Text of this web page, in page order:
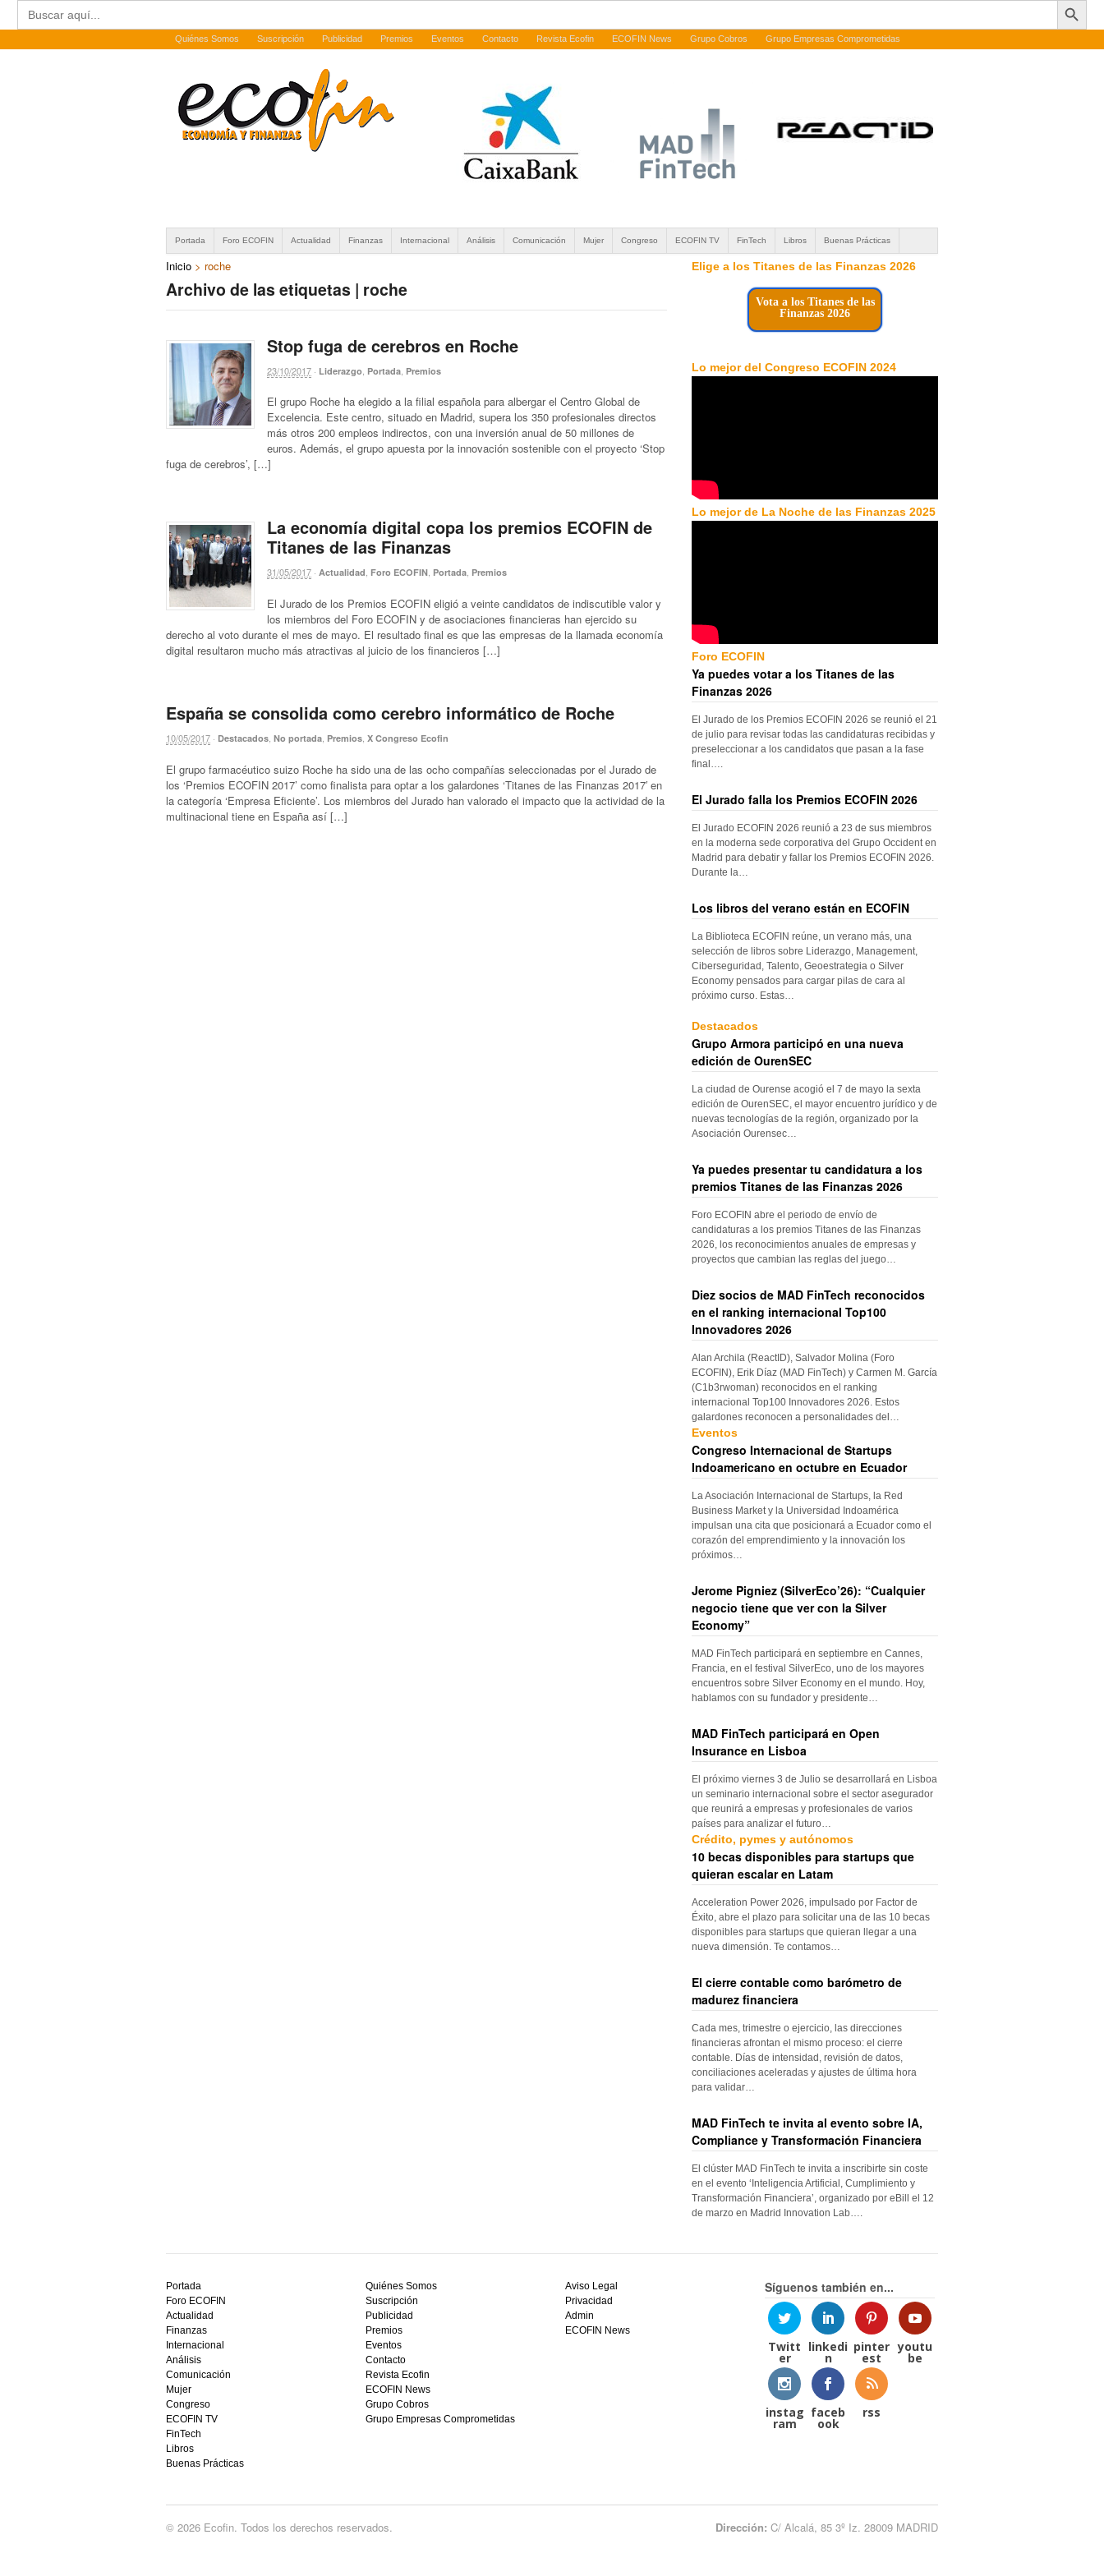
Buscar:
Quiénes Somos Suscripción Publicidad Premios Eventos Contacto Revista Ecofin ECOFIN News Grupo Cobros Grupo Empresas Comprometidas
Portada Foro ECOFIN Actualidad Finanzas Internacional Análisis Comunicación Mujer Congreso ECOFIN TV FinTech Libros Buenas Prácticas
Inicio > roche
Archivo de las etiquetas | roche
Stop fuga de cerebros en Roche
23/10/2017 · Liderazgo Portada Premios
El grupo Roche ha elegido a la filial española para albergar el Centro Global de
Excelencia. Este centro, situado en Madrid, supera los 350 profesionales directos
más otros 200 empleos indirectos, con una inversión anual de 50 millones de
euros. Además, el grupo apuesta por la innovación sostenible con el proyecto ‘Stop
fuga de cerebros’, […]
La economía digital copa los premios ECOFIN de
Titanes de las Finanzas
31/05/2017 · Actualidad Foro ECOFIN Portada Premios
El Jurado de los Premios ECOFIN eligió a veinte candidatos de indiscutible valor y
los miembros del Foro ECOFIN y de asociaciones financieras han ejercido su
derecho al voto durante el mes de mayo. El resultado final es que las empresas de la llamada economía
digital resultaron mucho más atractivas al juicio de los financieros […]
España se consolida como cerebro informático de Roche
10/05/2017 · Destacados, No portada, Premios, X Congreso Ecofin
El grupo farmacéutico suizo Roche ha sido una de las ocho compañías seleccionadas por el Jurado de
los ‘Premios ECOFIN 2017’ como finalista para optar a los galardones ‘Titanes de las Finanzas 2017′ en
la categoría ‘Empresa Eficiente’. Los miembros del Jurado han valorado el impacto que la actividad de la
multinacional tiene en España así […]
Elige a los Titanes de las Finanzas 2026
Vota a los Titanes de las
Finanzas 2026
Lo mejor del Congreso ECOFIN 2024
Lo mejor de La Noche de las Finanzas 2025
Foro ECOFIN
Ya puedes votar a los Titanes de las
Finanzas 2026
El Jurado de los Premios ECOFIN 2026 se reunió el 21
de julio para revisar todas las candidaturas recibidas y
preseleccionar a los candidatos que pasan a la fase
final….
El Jurado falla los Premios ECOFIN 2026
El Jurado ECOFIN 2026 reunió a 23 de sus miembros
en la moderna sede corporativa del Grupo Occident en
Madrid para debatir y fallar los Premios ECOFIN 2026.
Durante la…
Los libros del verano están en ECOFIN
La Biblioteca ECOFIN reúne, un verano más, una
selección de libros sobre Liderazgo, Management,
Ciberseguridad, Talento, Geoestrategia o Silver
Economy pensados para cargar pilas de cara al
próximo curso. Estas…
Destacados
Grupo Armora participó en una nueva
edición de OurenSEC
La ciudad de Ourense acogió el 7 de mayo la sexta
edición de OurenSEC, el mayor encuentro jurídico y de
nuevas tecnologías de la región, organizado por la
Asociación Ourensec…
Ya puedes presentar tu candidatura a los
premios Titanes de las Finanzas 2026
Foro ECOFIN abre el periodo de envío de
candidaturas a los premios Titanes de las Finanzas
2026, los reconocimientos anuales de empresas y
proyectos que cambian las reglas del juego…
Diez socios de MAD FinTech reconocidos
en el ranking internacional Top100
Innovadores 2026
Alan Archila (ReactID), Salvador Molina (Foro
ECOFIN), Erik Díaz (MAD FinTech) y Carmen M. García
(C1b3rwoman) reconocidos en el ranking
internacional Top100 Innovadores 2026. Estos
galardones reconocen a personalidades del…
Eventos
Congreso Internacional de Startups
Indoamericano en octubre en Ecuador
La Asociación Internacional de Startups, la Red
Business Market y la Universidad Indoamérica
impulsan una cita que posicionará a Ecuador como el
corazón del emprendimiento y la innovación los
próximos…
Jerome Pigniez (SilverEco’26): “Cualquier
negocio tiene que ver con la Silver
Economy”
MAD FinTech participará en septiembre en Cannes,
Francia, en el festival SilverEco, uno de los mayores
encuentros sobre Silver Economy en el mundo. Hoy,
hablamos con su fundador y presidente…
MAD FinTech participará en Open
Insurance en Lisboa
El próximo viernes 3 de Julio se desarrollará en Lisboa
un seminario internacional sobre el sector asegurador
que reunirá a empresas y profesionales de varios
países para analizar el futuro…
Crédito, pymes y autónomos
10 becas disponibles para startups que
quieran escalar en Latam
Acceleration Power 2026, impulsado por Factor de
Éxito, abre el plazo para solicitar una de las 10 becas
disponibles para startups que quieran llegar a una
nueva dimensión. Te contamos…
El cierre contable como barómetro de
madurez financiera
Cada mes, trimestre o ejercicio, las direcciones
financieras afrontan el mismo proceso: el cierre
contable. Días de intensidad, revisión de datos,
conciliaciones aceleradas y ajustes de última hora
para validar…
MAD FinTech te invita al evento sobre IA,
Compliance y Transformación Financiera
El clúster MAD FinTech te invita a inscribirte sin coste
en el evento ‘Inteligencia Artificial, Cumplimiento y
Transformación Financiera’, organizado por eBill el 12
de marzo en Madrid Innovation Lab….
mejor
bono
sin
depósito
casino
en
España,
visita
este
sitio
restaurantedonmauro.es
y
ganar
hoy
Portada
Foro ECOFIN
Actualidad
Finanzas
Internacional
Análisis
Comunicación
Mujer
Congreso
ECOFIN TV
FinTech
Libros
Buenas Prácticas
Quiénes Somos
Suscripción
Publicidad
Premios
Eventos
Contacto
Revista Ecofin
ECOFIN News
Grupo Cobros
Grupo Empresas Comprometidas
Aviso Legal
Privacidad
Admin
ECOFIN News
Síguenos también en...
Twitt
er
linkedi
n
pinter
est
youtu
be
instag
ram
faceb
ook
rss
© 2026 Ecofin. Todos los derechos reservados. Dirección: C/ Alcalá, 85 3º Iz. 28009 MADRID